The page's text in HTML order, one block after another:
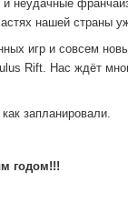
неудачные
нашей страны
игр и совсем
Rift. Нас ждёт
запланировали.
годом!!!